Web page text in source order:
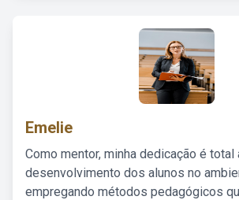
Emelie
Como mentor, minha dedicação é total
desenvolvimento dos alunos no
empregando métodos pedagógicos